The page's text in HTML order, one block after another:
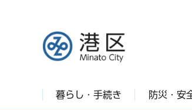
港区
暮らし・手続き 防災・安